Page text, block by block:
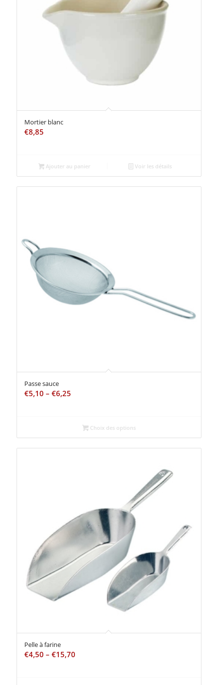
Mortier blanc
€8,85
Ajouter au panier Voir les détails
Passe sauce
€5,10 – €6,25
Choix des options
Pelle à farine
€4,50 – €15,70